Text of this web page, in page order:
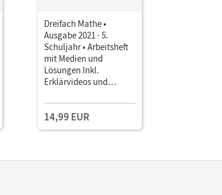
Dreifach Mathe •
Ausgabe 2021 · 5.
Schuljahr • Arbeitsheft
mit Medien und
Lösungen Inkl.
Erklärvideos und
14,99 EUR